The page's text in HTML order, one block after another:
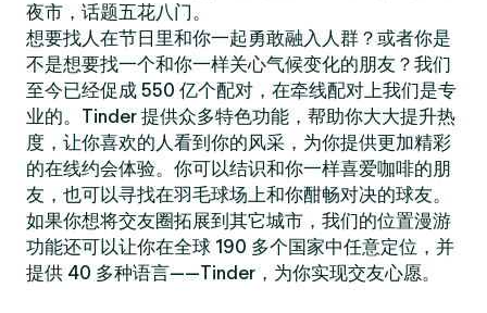
夜市，话题五花八门。
想要找人在节日里和你一起勇敢融入人群？或者你是
不是想要找一个和你一样关心气候变化的朋友？我们
至今已经促成 550 亿个配对，在牵线配对上我们是专
业的。Tinder 提供众多特色功能，帮助你大大提升热
度，让你喜欢的人看到你的风采，为你提供更加精彩
的在线约会体验。你可以结识和你一样喜爱咖啡的朋
友，也可以寻找在羽毛球场上和你酣畅对决的球友。
如果你想将交友圈拓展到其它城市，我们的位置漫游
功能还可以让你在全球 190 多个国家中任意定位，并
提供 40 多种语言——Tinder，为你实现交友心愿。